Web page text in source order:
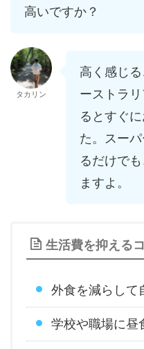
高いですか？
タカリン
高く感じ
ーストラ
るとすぐ
た。スー
るだけで
ますよ。
生活費を抑える
外食を減らして
学校や職場に昼